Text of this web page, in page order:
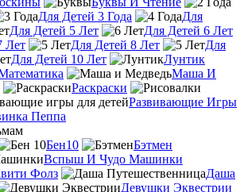
Для Детей 3 Года
Для
Для Детей 5 Лет
Для Детей 6 Лет
Лет
Для Детей 8 Лет
Для
Для Детей 10 Лет
Лунтик
Маша И
Раскраски
Развивающие Игры
Пеппа
Бен10
Бэтмен
Вспыш И Чудо Машинки
Фолз
Даша
Девушки Эквестрии